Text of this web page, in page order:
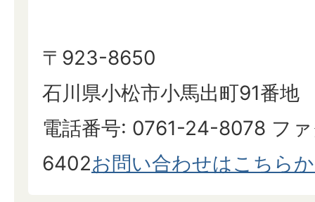
〒923-8650
石川県小松市小馬出町91番地
電話番号: 0761-24-8078 フ
6402お問い合わせはこちら